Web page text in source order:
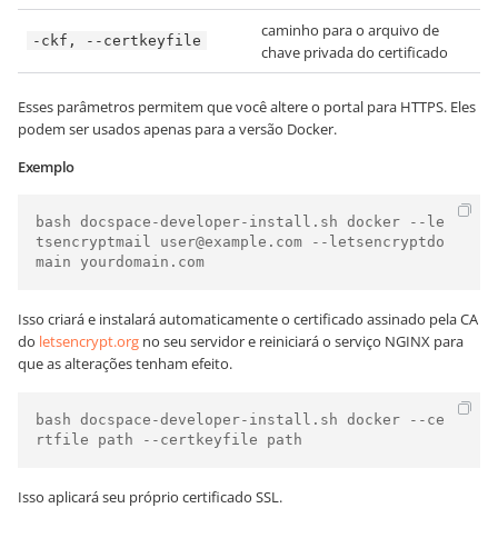
-ckf, --certkeyfile
caminho para o arquivo de
chave privada do certificado
Esses parâmetros permitem que você altere o portal para HTTPS. Eles
podem ser usados apenas para a versão Docker.
Exemplo
bash docspace-developer-install.sh docker --le
tsencryptmail user@example.com --letsencryptdo
main yourdomain.com
Isso criará e instalará automaticamente o certificado assinado pela CA
do letsencrypt.org no seu servidor e reiniciará o serviço NGINX para
que as alterações tenham efeito.
bash docspace-developer-install.sh docker --ce
rtfile path --certkeyfile path
Isso aplicará seu próprio certificado SSL.